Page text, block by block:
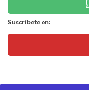
Suscríbete en: